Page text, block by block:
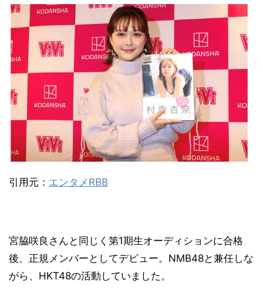
引用元： エンタメRBB
宮脇咲良さんと同じく第1期生オーディションに合格
後、正規メンバーとしてデビュー。NMB48と兼任しな
がら、HKT48の活動していました。